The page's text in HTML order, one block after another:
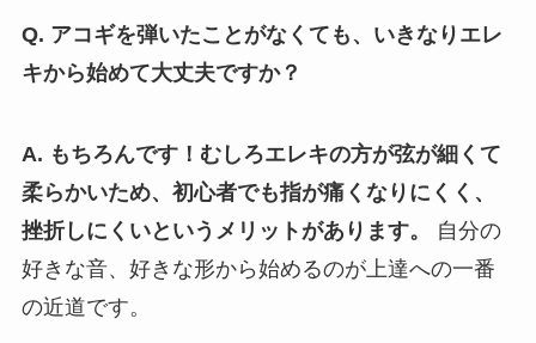
Q. アコギを弾いたことがなくても、いきなりエレ
キから始めて大丈夫ですか？
A. もちろんです！むしろエレキの方が弦が細くて
柔らかいため、初心者でも指が痛くなりにくく、
挫折しにくいというメリットがあります。
自分の
好きな音、好きな形から始めるのが上達への一番
の近道です。